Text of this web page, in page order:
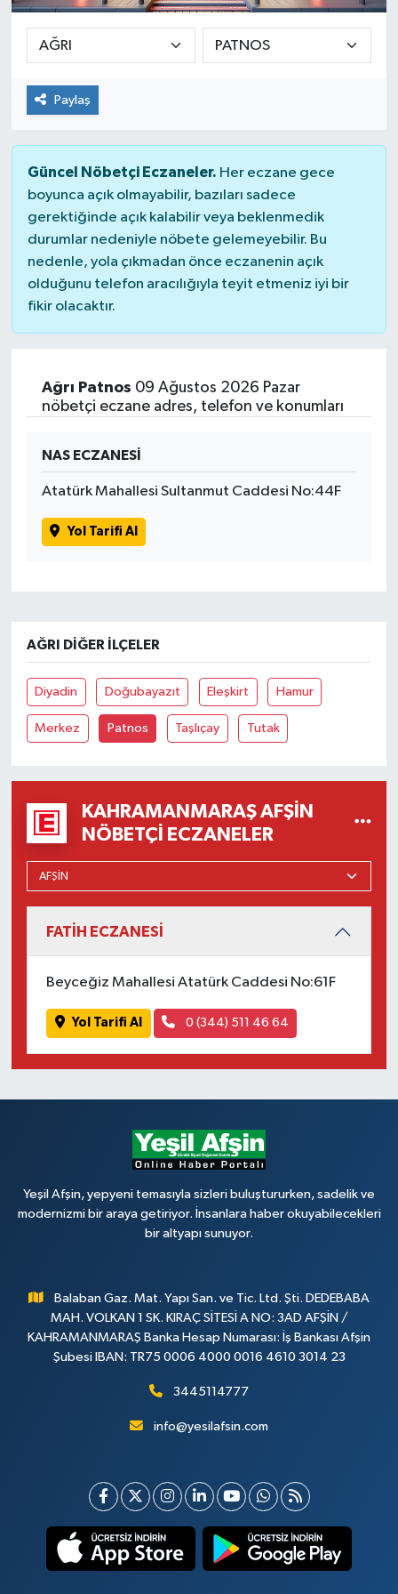
Paylaş
Güncel Nöbetçi Eczaneler. Her eczane gece
boyunca açık olmayabilir, bazıları sadece
gerektiğinde açık kalabilir veya beklenmedik
durumlar nedeniyle nöbete gelemeyebilir. Bu
nedenle, yola çıkmadan önce eczanenin açık
olduğunu telefon aracılığıyla teyit etmeniz iyi bir
fikir olacaktır.
Ağrı Patnos 09 Ağustos 2026 Pazar
nöbetçi eczane adres, telefon ve konumları
NAS ECZANESİ
Atatürk Mahallesi Sultanmut Caddesi No:44F
Yol Tarifi Al
AĞRI DIĞER İLÇELER
Diyadin Doğubayazıt Eleşkirt Hamur
Merkez Patnos Taşlıçay Tutak
KAHRAMANMARAŞ AFŞIN
NÖBETÇI ECZANELER
FATİH ECZANESİ
Beyceğiz Mahallesi Atatürk Caddesi No:61F
Yol Tarifi Al 0 (344) 511 46 64
Yeşil Afşin, yepyeni temasıyla sizleri buluştururken, sadelik ve
modernizmi bir araya getiriyor. İnsanlara haber okuyabilecekleri
bir altyapı sunuyor.
Balaban Gaz. Mat. Yapı San. ve Tic. Ltd. Şti. DEDEBABA
MAH. VOLKAN 1 SK. KIRAÇ SİTESİ A NO: 3AD AFŞİN /
KAHRAMANMARAŞ Banka Hesap Numarası: İş Bankası Afşin
Şubesi IBAN: TR75 0006 4000 0016 4610 3014 23
3445114777
info@yesilafsin.com